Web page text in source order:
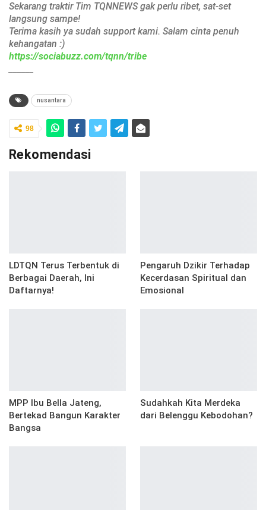
Sekarang traktir Tim TQNNEWS gak perlu ribet, sat-set
langsung sampe!
Terima kasih ya sudah support kami. Salam cinta penuh
kehangatan :)
https://sociabuzz.com/tqnn/tribe
nusantara
98
Rekomendasi
LDTQN Terus Terbentuk di
Berbagai Daerah, Ini
Daftarnya!
Pengaruh Dzikir Terhadap
Kecerdasan Spiritual dan
Emosional
MPP Ibu Bella Jateng,
Bertekad Bangun Karakter
Bangsa
Sudahkah Kita Merdeka
dari Belenggu Kebodohan?